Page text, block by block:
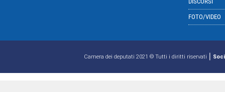
FOTO/VIDEO
Camera dei deputati 2021 © Tutti i diritti riservati |